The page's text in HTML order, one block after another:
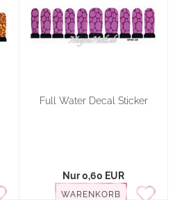
Full Water Decal Sticker
Nur 0,60 EUR
WARENKORB